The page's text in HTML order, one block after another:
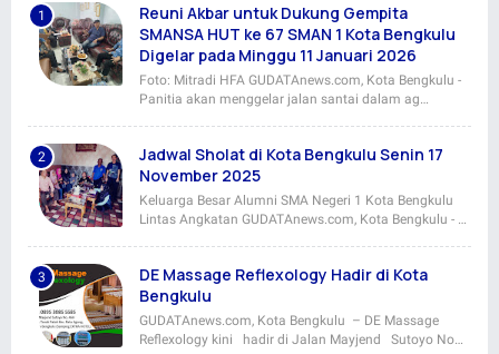
Reuni Akbar untuk Dukung Gempita
SMANSA HUT ke 67 SMAN 1 Kota Bengkulu
Digelar pada Minggu 11 Januari 2026
Foto: Mitradi HFA GUDATAnews.com, Kota Bengkulu -
Panitia akan menggelar jalan santai dalam ag…
Jadwal Sholat di Kota Bengkulu Senin 17
November 2025
Keluarga Besar Alumni SMA Negeri 1 Kota Bengkulu
Lintas Angkatan GUDATAnews.com, Kota Bengkulu - …
DE Massage Reflexology Hadir di Kota
Bengkulu
GUDATAnews.com, Kota Bengkulu – DE Massage
Reflexology kini hadir di Jalan Mayjend Sutoyo No…